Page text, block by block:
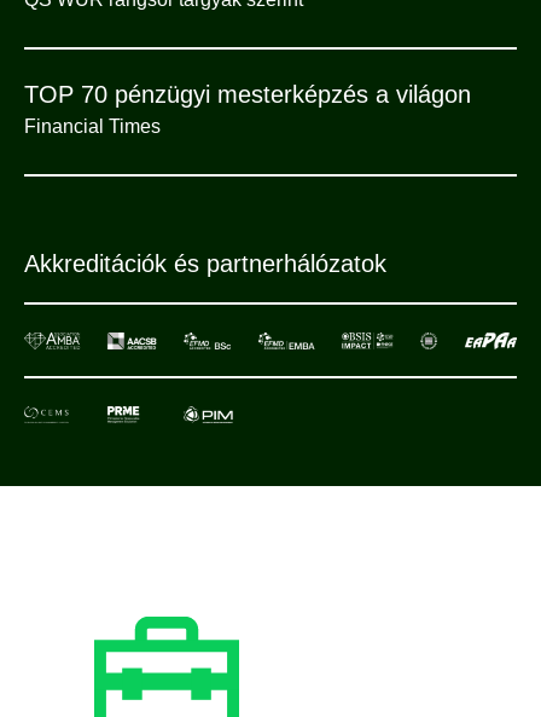
TOP 70 pénzügyi mesterképzés a világon
Financial Times
Akkreditációk és partnerhálózatok